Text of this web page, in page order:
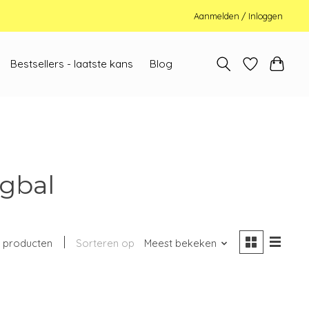
Aanmelden / Inloggen
Bestsellers - laatste kans Blog
producten Sorteren op Meest bekeken